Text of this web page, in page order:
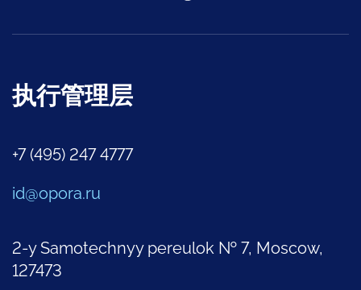
执行管理层
+7 (495) 247 4777
id@opora.ru
2-y Samotechnyy pereulok № 7, Moscow,
127473